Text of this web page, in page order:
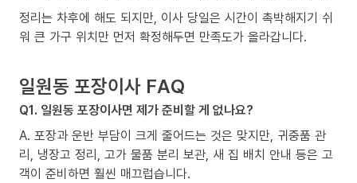
정리는 차후에 해도 되지만, 이사 당일은 시간이 촉박해지기 쉬
워 큰 가구 위치만 먼저 확정해두면 만족도가 올라갑니다.
일원동 포장이사 FAQ
Q1. 일원동 포장이사면 제가 준비할 게 없나요?
A. 포장과 운반 부담이 크게 줄어드는 것은 맞지만, 귀중품 관
리, 냉장고 정리, 고가 물품 분리 보관, 새 집 배치 안내 등은 고
객이 준비하면 훨씬 매끄럽습니다.